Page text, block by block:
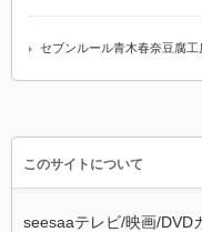
セブンルール青木春奈豆腐
このサイトについて
seesaaテレビ/映画/DVD